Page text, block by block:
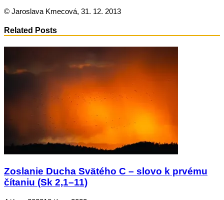
© Jaroslava Kmecová, 31. 12. 2013
Related Posts
Zoslanie Ducha Svätého C – slovo k prvému
čítaniu (Sk 2,1–11)